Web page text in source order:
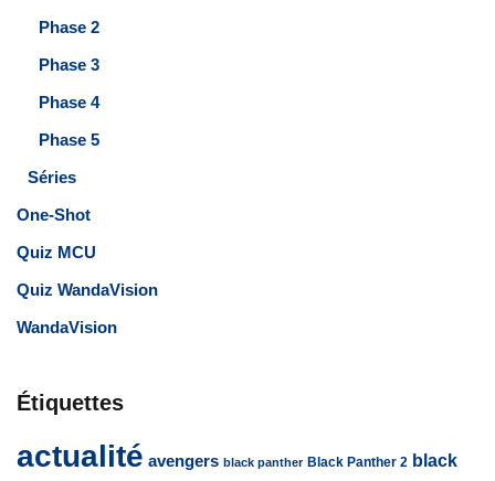
Phase 2
Phase 3
Phase 4
Phase 5
Séries
One-Shot
Quiz MCU
Quiz WandaVision
WandaVision
Étiquettes
actualité avengers black panther Black Panther 2 black